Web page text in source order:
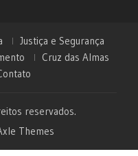
Justiça e Segurança
Cruz das Almas
reservados.
Themes